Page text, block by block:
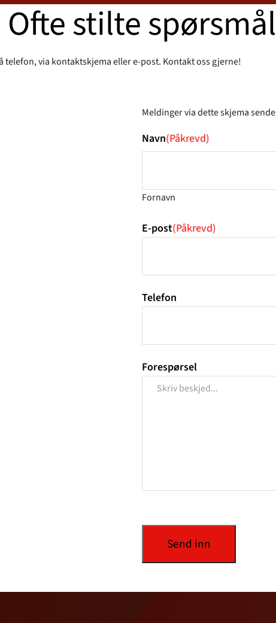
Ofte stilte spørsmål
telefon, via kontaktskjema eller e-post. Kontakt oss gjerne!
Meldinger via dette skjema
Navn(Påkrevd)
Fornavn
E-post(Påkrevd)
Telefon
Forespørsel
Send inn